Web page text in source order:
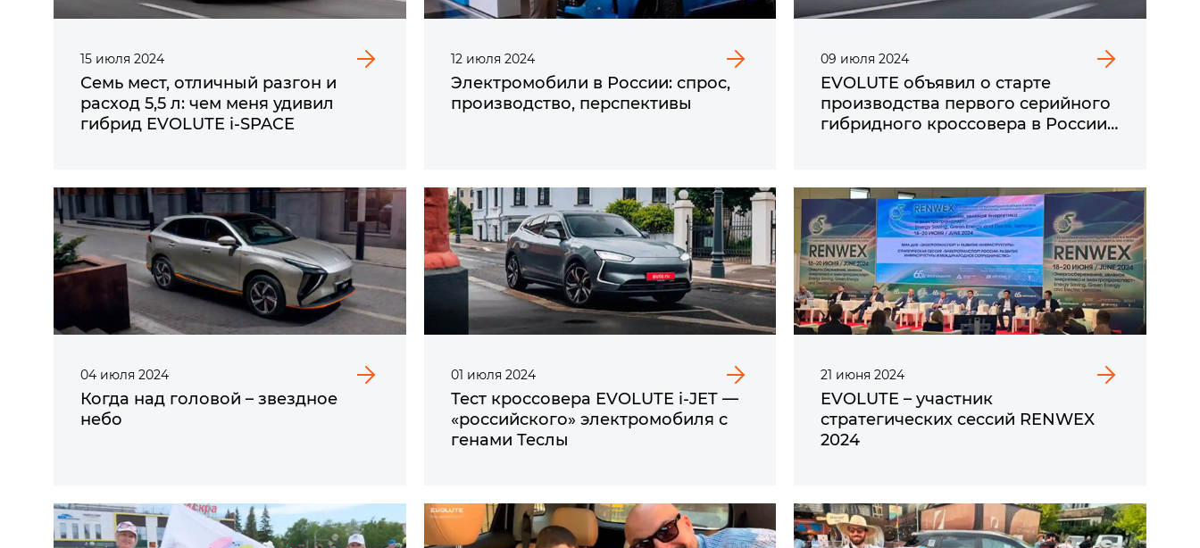
15 июля 2024
Семь мест, отличный разгон и
расход 5,5 л: чем меня удивил
гибрид EVOLUTE i‑SPACE
12 июля 2024
Электромобили в России: спрос,
производство, перспективы
09 июля 2024
EVOLUTE объявил о старте
производства первого серийного
гибридного кроссовера в России
04 июля 2024
Когда над головой – звездное
небо
01 июля 2024
Тест кроссовера EVOLUTE i‑JET —
«российского» электромобиля с
генами Теслы
21 июня 2024
EVOLUTE – участник
стратегических сессий RENWEX
2024